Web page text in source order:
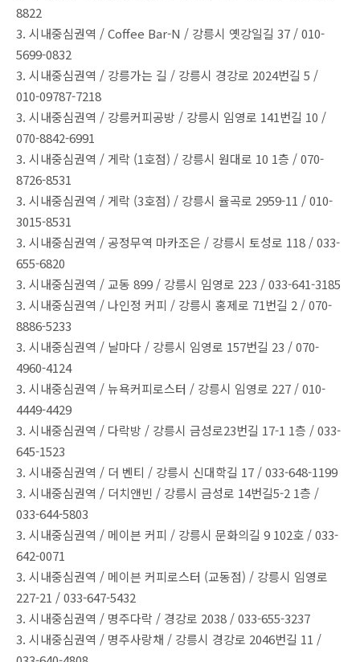
8822
3. 시내중심권역 / Coffee Bar-N / 강릉시 옛강일길 37 / 010-
5699-0832
3. 시내중심권역 / 강릉가는 길 / 강릉시 경강로 2024번길 5 /
010-09787-7218
3. 시내중심권역 / 강릉커피공방 / 강릉시 임영로 141번길 10 /
070-8842-6991
3. 시내중심권역 / 게락 (1호점) / 강릉시 원대로 10 1층 / 070-
8726-8531
3. 시내중심권역 / 게락 (3호점) / 강릉시 율곡로 2959-11 / 010-
3015-8531
3. 시내중심권역 / 공정무역 마카조은 / 강릉시 토성로 118 / 033-
655-6820
3. 시내중심권역 / 교동 899 / 강릉시 임영로 223 / 033-641-3185
3. 시내중심권역 / 나인정 커피 / 강릉시 홍제로 71번길 2 / 070-
8886-5233
3. 시내중심권역 / 날마다 / 강릉시 임영로 157번길 23 / 070-
4960-4124
3. 시내중심권역 / 뉴욕커피로스터 / 강릉시 임영로 227 / 010-
4449-4429
3. 시내중심권역 / 다락방 / 강릉시 금성로23번길 17-1 1층 / 033-
645-1523
3. 시내중심권역 / 더 벤티 / 강릉시 신대학길 17 / 033-648-1199
3. 시내중심권역 / 더치앤빈 / 강릉시 금성로 14번길5-2 1층 /
033-644-5803
3. 시내중심권역 / 메이븐 커피 / 강릉시 문화의길 9 102호 / 033-
642-0071
3. 시내중심권역 / 메이븐 커피로스터 (교동점) / 강릉시 임영로
227-21 / 033-647-5432
3. 시내중심권역 / 명주다락 / 경강로 2038 / 033-655-3237
3. 시내중심권역 / 명주사랑채 / 강릉시 경강로 2046번길 11 /